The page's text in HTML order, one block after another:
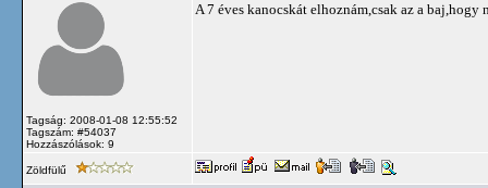
Tagság: 2008-01-08 12:55:52
Tagszám: #54037
Hozzászólások: 9
A 7 éves kanocskát elhoznám,csak az a
Zöldfülű